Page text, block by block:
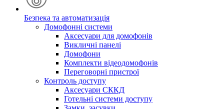
Безпека та автоматизація
Домофонні системи
Аксесуари для домофонів
Викличні панелі
Домофони
Комплекти відеодомофонів
Переговорні пристрої
Контроль доступу
Аксесуари СККД
Готельні системи доступу